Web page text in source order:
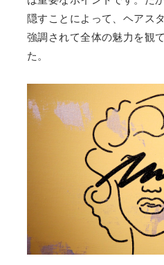
隠すことによって、ヘアス
強調されて全体の魅力を観
た。